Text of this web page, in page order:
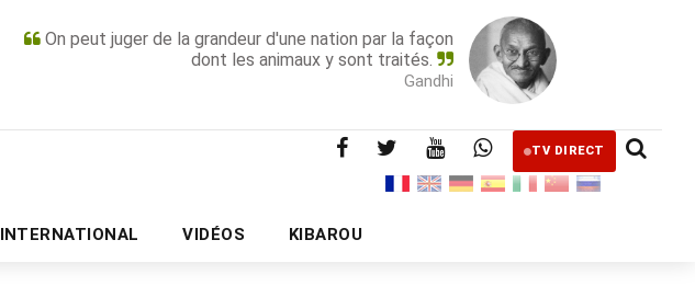
On peut juger de la grandeur d'une nation par la façon
dont les animaux y sont traités.
Gandhi
TV DIRECT
INTERNATIONAL VIDÉOS KIBAROU